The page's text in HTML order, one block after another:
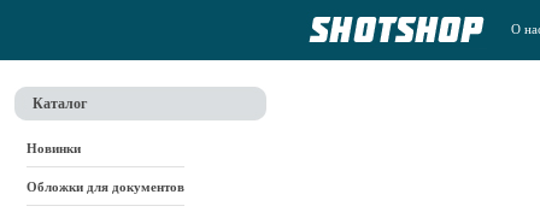
О
Каталог
Новинки
Обложки для документов